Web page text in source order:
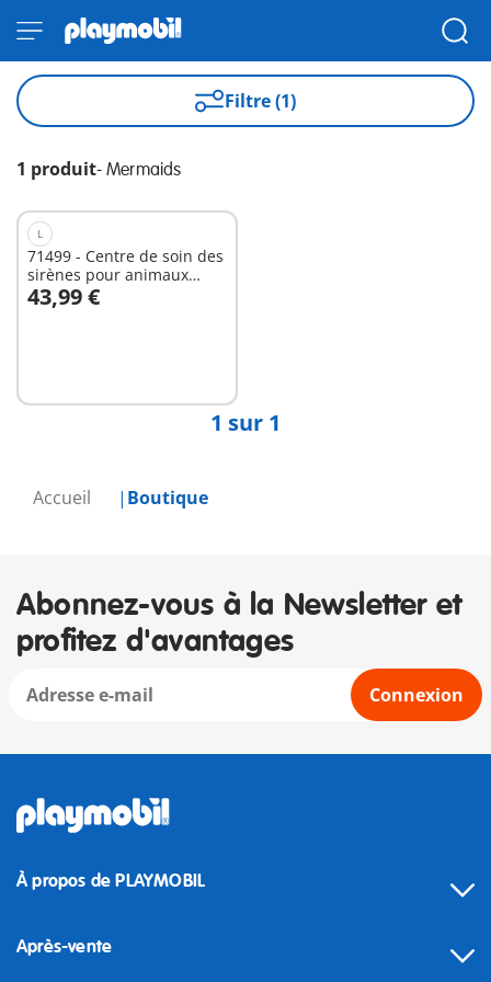
Accueil Boutique
Filtre (1)
1 produit- Mermaids
L
71499 - Centre de soin des
sirènes pour animaux
marins
43,99 €
Au panier
1 sur 1
Abonnez-vous à la Newsletter et
profitez d'avantages
Connexion
À propos de PLAYMOBIL
Après-vente